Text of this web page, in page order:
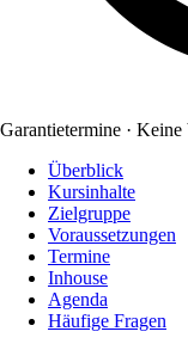
Garantietermine · Keine
Überblick
Kursinhalte
Zielgruppe
Voraussetzungen
Termine
Inhouse
Agenda
Häufige Fragen